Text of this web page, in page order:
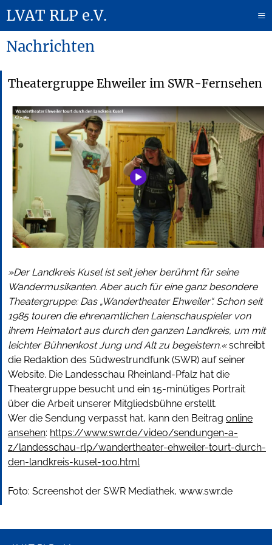
LVAT RLP e.V.
≡
Nachrichten
Theatergruppe Ehweiler im SWR-Fernsehen
»Der Landkreis Kusel ist seit jeher berühmt für seine
Wandermusikanten. Aber auch für eine ganz besondere
Theatergruppe: Das „Wandertheater Ehweiler“. Schon seit
1985 touren die ehrenamtlichen Laienschauspieler von
ihrem Heimatort aus durch den ganzen Landkreis, um mit
leichter Bühnenkost Jung und Alt zu begeistern.«schreibt
die Redaktion des Südwestrundfunk (SWR) auf seiner
Website. Die Landesschau Rheinland-Pfalz hat die
Theatergruppe besucht und ein 15-minütiges Portrait
über die Arbeit unserer Mitgliedsbühne erstellt.
Wer die Sendung verpasst hat, kann den Beitrag online
ansehen: https://www.swr.de/video/sendungen-a-
z/landesschau-rlp/wandertheater-ehweiler-tourt-durch-
den-landkreis-kusel-100.html
Foto: Screenshot der SWR Mediathek, www.swr.de